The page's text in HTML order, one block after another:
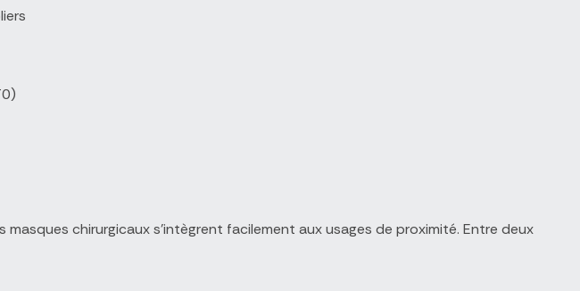
chirurgicaux s'intègrent facilement aux usages de proximité. Entre deux